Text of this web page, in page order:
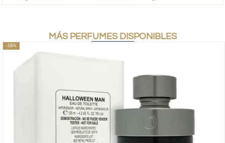
MÁS PERFUMES DISPONIBLES
-58%